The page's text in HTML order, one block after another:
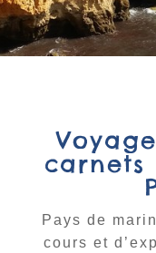
carnets
Pays de
cours et